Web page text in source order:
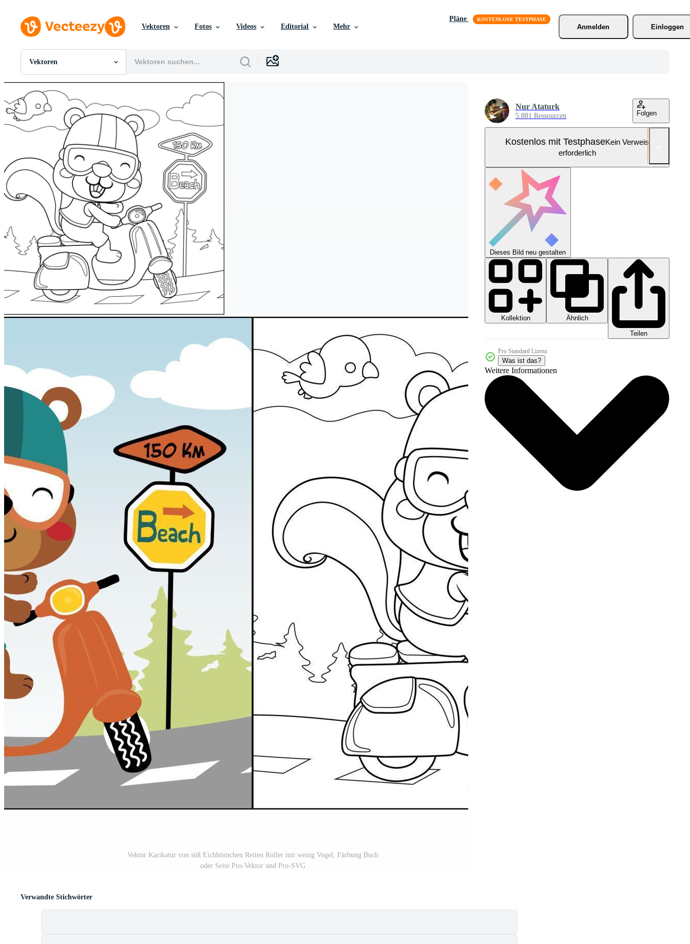
Vektoren Fotos Videos Editorial Mehr
Pläne
Anmelden
Einloggen
Vektoren
Alle Bilder
PNGs
PSDs
Vorlagen
Vektoren
Videos
Motion Graphics
Redaktionelle Bilder
Redaktionelle Ereignisse
Vektor Karikatur von süß Eichhörnchen Reiten Roller mit wenig Vogel, Färbung Buch
oder Seite Pro-Vektor und Pro-SVG
Nur Ataturk
5.881 Ressourcen Folgen
Kostenlos mit TestphaseKein Verweis
erforderlich
Dieses Bild neu gestalten
Kollektion
Ähnlich
Teilen
Pro Standard Lizenz
Was ist das?
Weitere Informationen
Verwandte Stichwörter